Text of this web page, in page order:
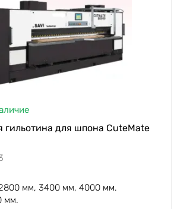
гильотина для шпона CuteMate
мм, 3400 мм, 4000 мм.
мм.